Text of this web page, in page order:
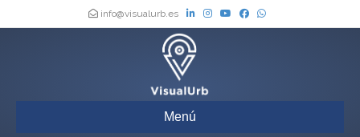
info@visualurb.es
Menú